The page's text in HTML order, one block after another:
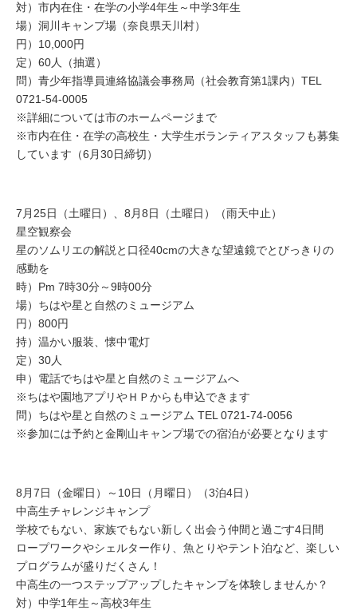
対）市内在住・在学の小学4年生～中学3年生
場）洞川キャンプ場（奈良県天川村）
円）10,000円
定）60人（抽選）
問）青少年指導員連絡協議会事務局（社会教育第1課内）TEL
0721-54-0005
※詳細については市のホームページまで
※市内在住・在学の高校生・大学生ボランティアスタッフも募集
しています（6月30日締切）
7月25日（土曜日）、8月8日（土曜日）（雨天中止）
星空観察会
星のソムリエの解説と口径40cmの大きな望遠鏡でとびっきりの
感動を
時）Pm 7時30分～9時00分
場）ちはや星と自然のミュージアム
円）800円
持）温かい服装、懐中電灯
定）30人
申）電話でちはや星と自然のミュージアムへ
※ちはや園地アプリやＨＰからも申込できます
問）ちはや星と自然のミュージアム TEL 0721-74-0056
※参加には予約と金剛山キャンプ場での宿泊が必要となります
8月7日（金曜日）～10日（月曜日）（3泊4日）
中高生チャレンジキャンプ
学校でもない、家族でもない新しく出会う仲間と過ごす4日間
ロープワークやシェルター作り、魚とりやテント泊など、楽しい
プログラムが盛りだくさん！
中高生の一つステップアップしたキャンプを体験しませんか？
対）中学1年生～高校3年生